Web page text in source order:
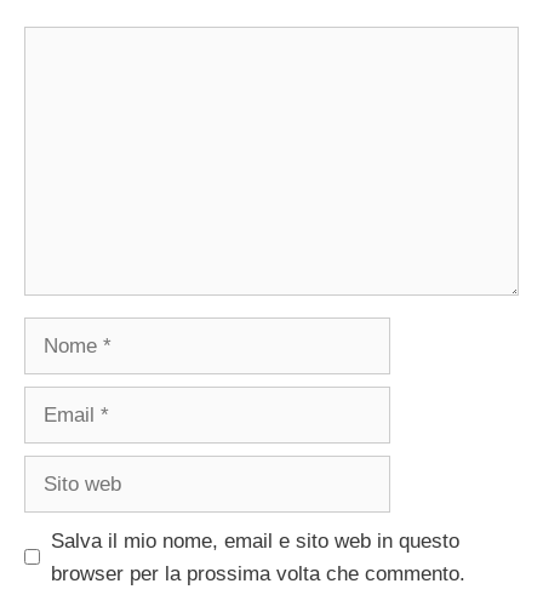
Salva il mio nome, email e sito web in questo
browser per la prossima volta che commento.